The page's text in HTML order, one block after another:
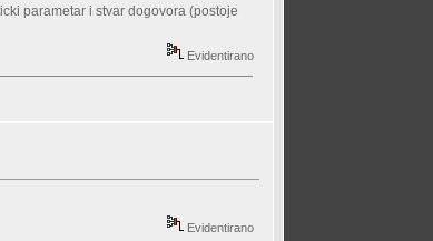
parametar i stvar dogovora (postoje
Evidentirano
Evidentirano